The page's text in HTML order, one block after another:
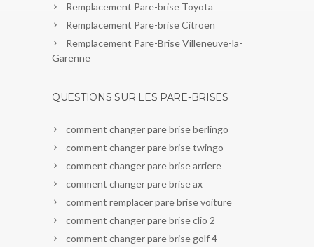
Remplacement Pare-brise Toyota
Remplacement Pare-brise Citroen
Remplacement Pare-Brise Villeneuve-la-
Garenne
QUESTIONS SUR LES PARE-BRISES
comment changer pare brise berlingo
comment changer pare brise twingo
comment changer pare brise arriere
comment changer pare brise ax
comment remplacer pare brise voiture
comment changer pare brise clio 2
comment changer pare brise golf 4